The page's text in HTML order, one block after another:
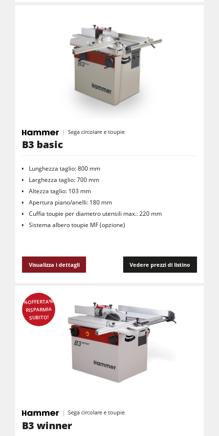
Sega circolare e toupie
B3 basic
Lunghezza taglio: 800 mm
Larghezza taglio: 700 mm
Altezza taglio: 103 mm
Apertura piano/anelli: 180 mm
Cuffia toupie per diametro utensili max.: 220 mm
Sistema albero toupie MF (opzione)
Visualizza i dettagli Vedere prezzi di listino
%OFFERTA%
RISPARMIA
SUBITO!
Sega circolare e toupie
B3 winner